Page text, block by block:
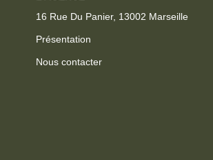
16 Rue Du Panier, 13002 Marseille
Présentation
Nous contacter